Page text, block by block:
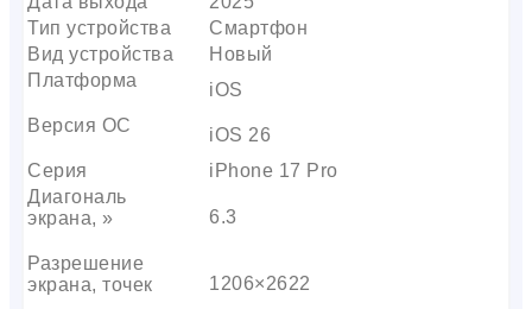
Тип устройства
Смартфон
Вид устройства
Новый
Платформа
iOS
Версия ОС
iOS 26
Серия
iPhone 17 Pro
Диагональ
экрана, »
6.3
Разрешение
экрана, точек
1206×2622